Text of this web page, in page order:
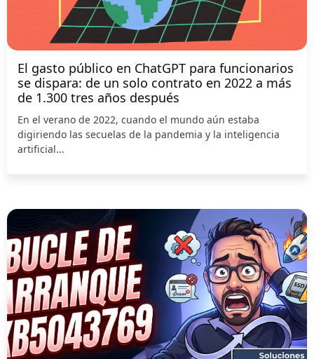
El gasto público en ChatGPT para funcionarios
se dispara: de un solo contrato en 2022 a más
de 1.300 tres años después
En el verano de 2022, cuando el mundo aún estaba
digiriendo las secuelas de la pandemia y la inteligencia
artificial...